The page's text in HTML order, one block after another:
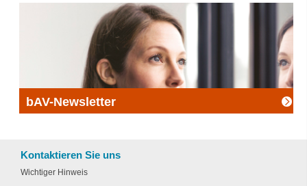
Aktuelle Guides und Reports zum Thema Funding in
bAV-Newsletter
betriebliche Altersversorgung.
Kontaktieren Sie uns
Wichtiger Hinweis